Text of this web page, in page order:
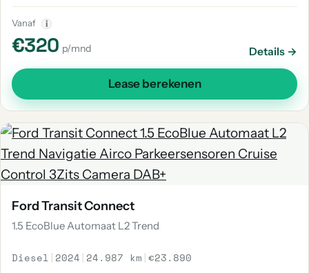
Vanaf i
€320 p/mnd Details →
Lease berekenen
Ford Transit Connect
1.5 EcoBlue Automaat L2 Trend
Diesel | 2024 | 24.987 km |€23.890